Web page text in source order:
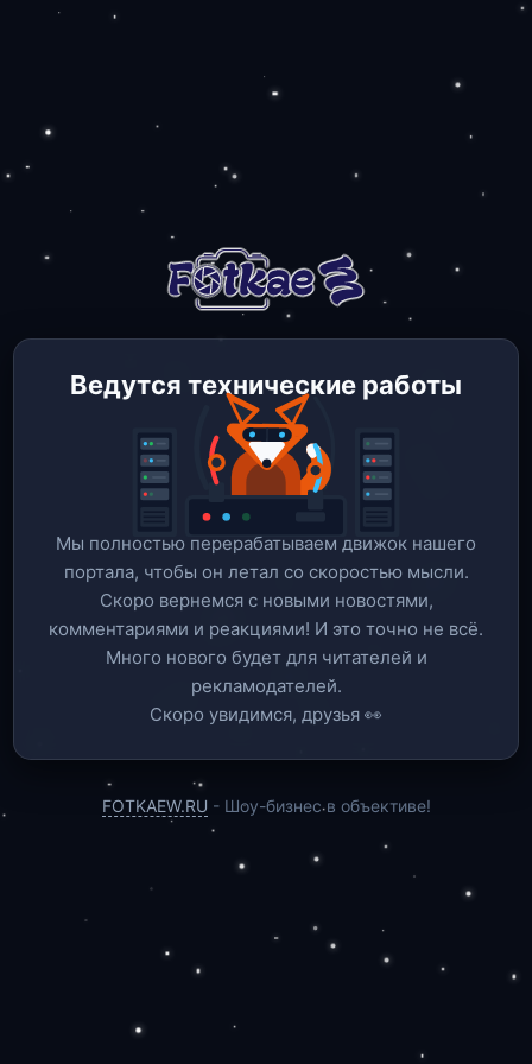
Ведутся технические работы
Мы полностью перерабатываем движок нашего
портала, чтобы он летал со скоростью мысли.
Скоро вернемся c новыми новостями,
комментариями и реакциями! И это точно не всё.
Много нового будет для читателей и
рекламодателей.
Скоро увидимся, друзья 👀
FOTKAEW.RU - Шоу-бизнес в объективе!